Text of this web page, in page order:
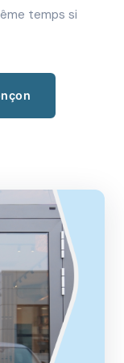
temps si